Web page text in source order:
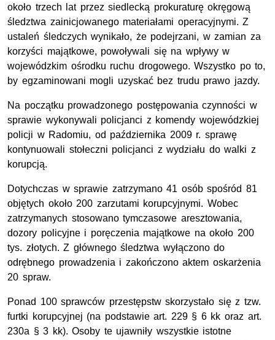
około trzech lat przez siedlecką prokuraturę okręgową
śledztwa zainicjowanego materiałami operacyjnymi. Z
ustaleń śledczych wynikało, że podejrzani, w zamian za
korzyści majątkowe, powoływali się na wpływy w
wojewódzkim ośrodku ruchu drogowego. Wszystko po to,
by egzaminowani mogli uzyskać bez trudu prawo jazdy.
Na początku prowadzonego postępowania czynności w
sprawie wykonywali policjanci z komendy wojewódzkiej
policji w Radomiu, od października 2009 r. sprawę
kontynuowali stołeczni policjanci z wydziału do walki z
korupcją.
Dotychczas w sprawie zatrzymano 41 osób spośród 81
objętych około 200 zarzutami korupcyjnymi. Wobec
zatrzymanych stosowano tymczasowe aresztowania,
dozory policyjne i poręczenia majątkowe na około 200
tys. złotych. Z głównego śledztwa wyłączono do
odrębnego prowadzenia i zakończono aktem oskarżenia
20 spraw.
Ponad 100 sprawców przestępstw skorzystało się z tzw.
furtki korupcyjnej (na podstawie art. 229 § 6 kk oraz art.
230a § 3 kk). Osoby te ujawniły wszystkie istotne